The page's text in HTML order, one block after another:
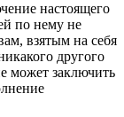
настоящего
по нему не
взятым на себя
другого
может заключить